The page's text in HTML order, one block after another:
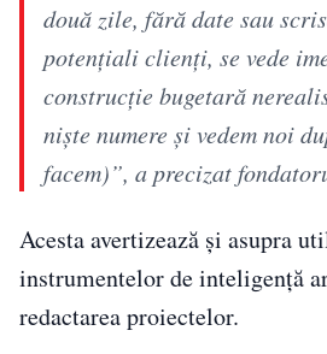
două zile, fără date sau
potențiali clienți, se vede
construcție bugetară
niște numere și vedem noi
facem)”, a precizat
Acesta avertizează și asupra
instrumentelor de inteligență
redactarea proiectelor.